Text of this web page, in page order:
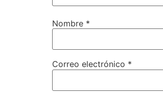
Nombre *
Correo electrónico *